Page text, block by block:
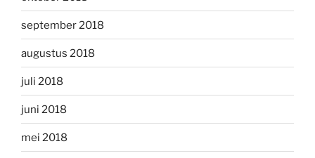
september 2018
augustus 2018
juli 2018
juni 2018
mei 2018